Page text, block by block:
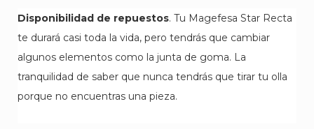
Disponibilidad de repuestos. Tu Magefesa Star Recta
te durará casi toda la vida, pero tendrás que cambiar
algunos elementos como la junta de goma. La
tranquilidad de saber que nunca tendrás que tirar tu olla
porque no encuentras una pieza.